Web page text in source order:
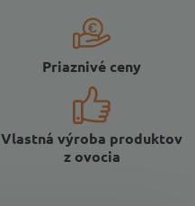
Priaznivé ceny
Vlastná výroba produktov
z ovocia